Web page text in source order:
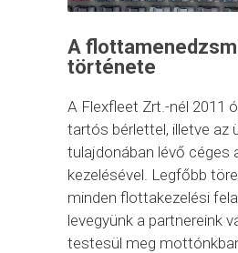
A
története
A Flexfleet Zrt.-nél 2011
tartós bérlettel, illetve az
tulajdonában lévő céges
kezelésével. Legfőbb
minden flottakezelési
levegyünk a partnereink
testesül meg